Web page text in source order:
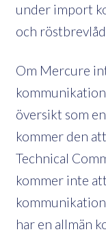
under import
och
Om Mercure
översikt som
kommer den
Technical
kommer inte
har en allmän